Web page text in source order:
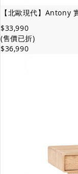
【北歐現代】Antony
$33,990
(售價已折)
$36,990